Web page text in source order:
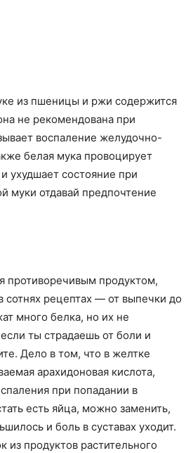
из пшеницы и ржи содержится
не рекомендована при
воспаление желудочно-
белая мука провоцирует
ухудшает состояние при
муки отдавай предпочтение
противоречивым продуктом,
сотнях рецептах — от выпечки до
много белка, но их не
ты страдаешь от боли и
Дело в том, что в желтке
арахидоновая кислота,
при попадании в
есть яйца, можно заменить,
и боль в суставах уходит.
из продуктов растительного